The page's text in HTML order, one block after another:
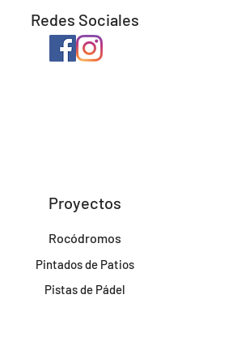
Redes Sociales
Proyectos
Rocódromos
Pintados de Patios
Pistas de Pádel